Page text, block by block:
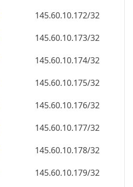
145.60.10.172/32
145.60.10.173/32
145.60.10.174/32
145.60.10.175/32
145.60.10.176/32
145.60.10.177/32
145.60.10.178/32
145.60.10.179/32